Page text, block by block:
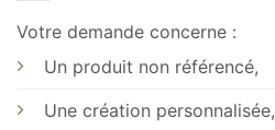
Votre demande concerne :
Un produit non référencé,
Une création personnalisée,